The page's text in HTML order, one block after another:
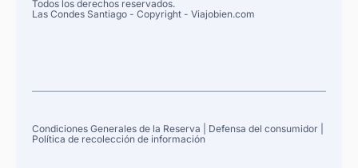
Todos los derechos reservados.
Las Condes Santiago - Copyright - Viajobien.com
Condiciones Generales de la Reserva Defensa del consumidor
Política de recolección de información